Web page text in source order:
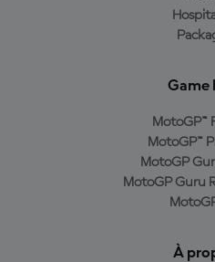
Game
MotoGP™
MotoGP™
MotoGP
MotoGP Guru
À